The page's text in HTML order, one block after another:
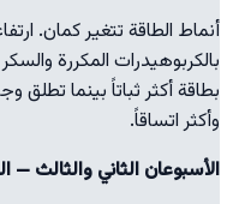
أنماط الطاقة تتغير كمان.
بالكربوهيدرات المكررة
بطاقة أكثر ثباتاً بينما تطلق
وأكثر اتساقاً.
الأسبوعان الثاني والثالث